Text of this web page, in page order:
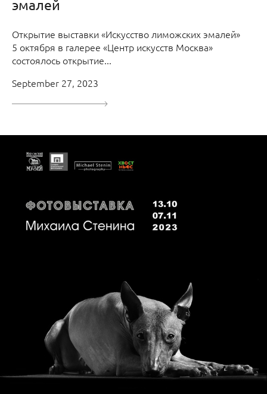
эмалей
Открытие выставки «Искусство лиможских эмалей»
5 октября в галерее «Центр искусств Москва»
состоялось открытие...
September 27, 2023